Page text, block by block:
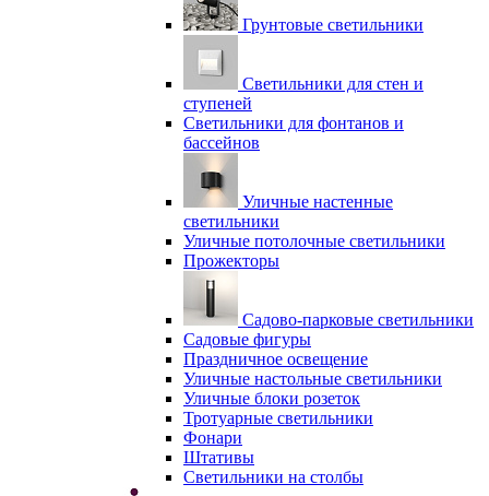
Грунтовые светильники
Светильники для стен и
ступеней
Светильники для фонтанов и
бассейнов
Уличные настенные
светильники
Уличные потолочные светильники
Прожекторы
Садово-парковые светильники
Садовые фигуры
Праздничное освещение
Уличные настольные светильники
Уличные блоки розеток
Тротуарные светильники
Фонари
Штативы
Светильники на столбы